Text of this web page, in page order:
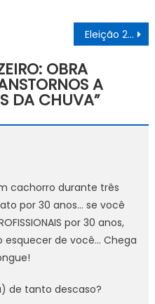
Eleição 2020: Partido Patriota realiza reunião em Petrolina
OBRA
A
DA CHUVA”
cachorro durante três
por 30 anos… se você
por 30 anos,
esquecer de você… Chega
de tanto descaso?